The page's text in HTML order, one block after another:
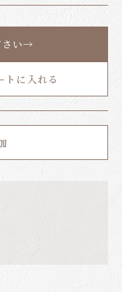
さい→
トに入れる